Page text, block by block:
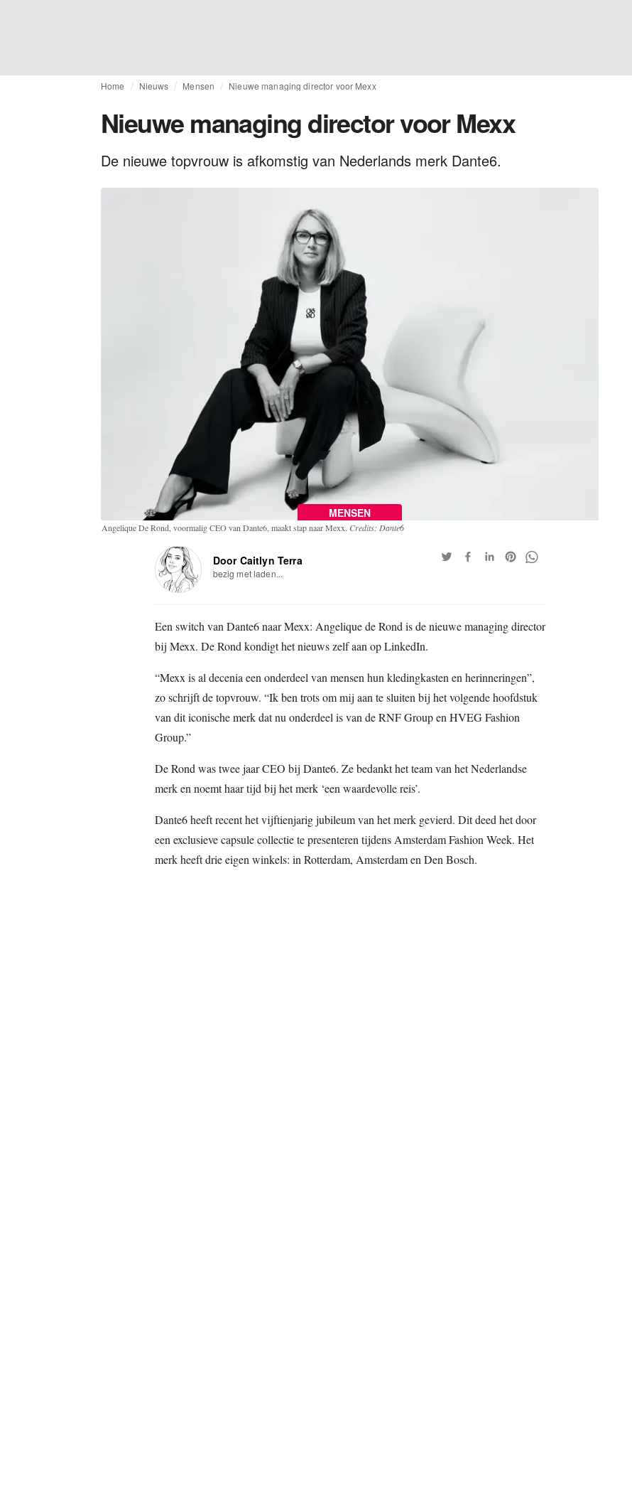
Home Nieuws Mensen Nieuwe managing director voor Mexx
Nieuwe managing director voor Mexx
De nieuwe topvrouw is afkomstig van Nederlands merk Dante6.
MENSEN
Angelique De Rond, voormalig CEO van Dante6, maakt stap naar Mexx. Credits: Dante6
Door Caitlyn Terra
bezig met laden...
Een switch van Dante6 naar Mexx: Angelique de Rond is de nieuwe managing director
bij Mexx. De Rond kondigt het nieuws zelf aan op LinkedIn.
“Mexx is al decenia een onderdeel van mensen hun kledingkasten en herinneringen”,
zo schrijft de topvrouw. “Ik ben trots om mij aan te sluiten bij het volgende hoofdstuk
van dit iconische merk dat nu onderdeel is van de RNF Group en HVEG Fashion
Group.”
De Rond was twee jaar CEO bij Dante6. Ze bedankt het team van het Nederlandse
merk en noemt haar tijd bij het merk ‘een waardevolle reis’.
Dante6 heeft recent het vijftienjarig jubileum van het merk gevierd. Dit deed het door
een exclusieve capsule collectie te presenteren tijdens Amsterdam Fashion Week. Het
merk heeft drie eigen winkels: in Rotterdam, Amsterdam en Den Bosch.